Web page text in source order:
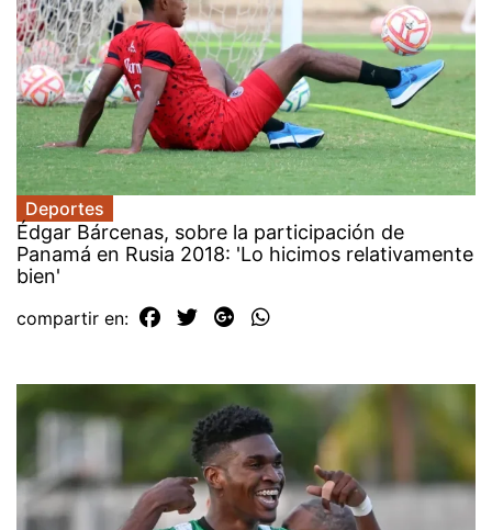
Deportes
Édgar Bárcenas, sobre la participación de
Panamá en Rusia 2018: 'Lo hicimos relativamente
bien'
compartir en: